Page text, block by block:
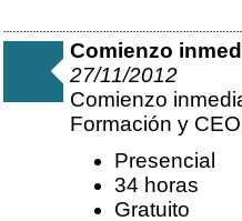
Comienzo
27/11/2012
Comienzo
Formación y
Presencial
34 horas
Gratuito